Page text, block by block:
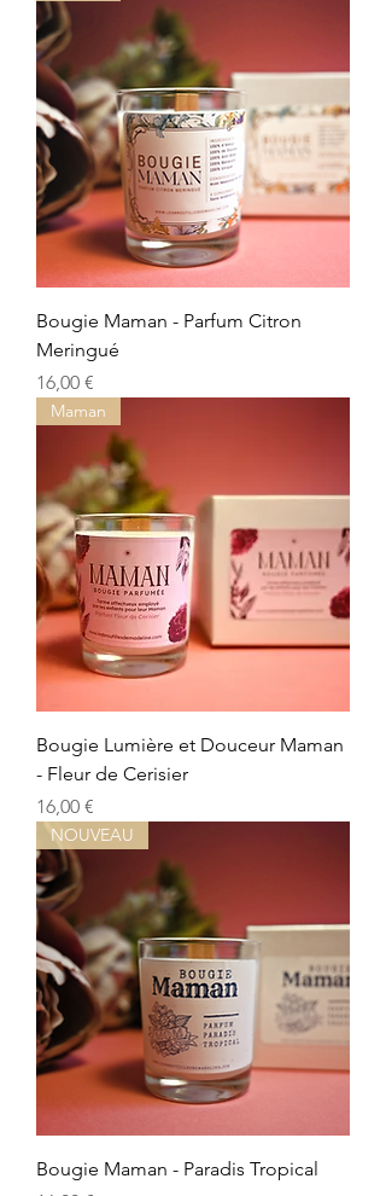
Bougie Maman - Parfum Citron
Meringué
Preis
16,00 €
Maman
Bougie Lumière et Douceur Maman
- Fleur de Cerisier
Preis
16,00 €
NOUVEAU
Bougie Maman - Paradis Tropical